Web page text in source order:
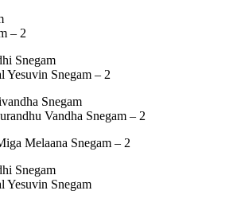
– 2
Snegam
Yesuvin Snegam – 2
Snegam
Vandha Snegam – 2
Melaana Snegam – 2
Snegam
Yesuvin Snegam